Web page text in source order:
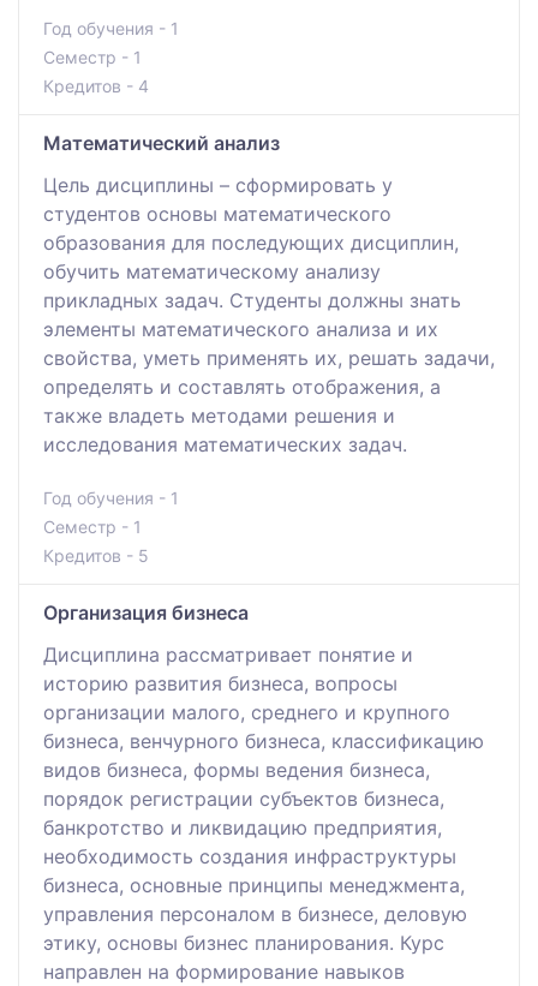
Год обучения - 1
Семестр - 1
Кредитов - 4
Математический анализ
Цель дисциплины – сформировать у
студентов основы математического
образования для последующих дисциплин,
обучить математическому анализу
прикладных задач. Студенты должны знать
элементы математического анализа и их
свойства, уметь применять их, решать задачи,
определять и составлять отображения, а
также владеть методами решения и
исследования математических задач.
Год обучения - 1
Семестр - 1
Кредитов - 5
Организация бизнеса
Дисциплина рассматривает понятие и
историю развития бизнеса, вопросы
организации малого, среднего и крупного
бизнеса, венчурного бизнеса, классификацию
видов бизнеса, формы ведения бизнеса,
порядок регистрации субъектов бизнеса,
банкротство и ликвидацию предприятия,
необходимость создания инфраструктуры
бизнеса, основные принципы менеджмента,
управления персоналом в бизнесе, деловую
этику, основы бизнес планирования. Курс
направлен на формирование навыков